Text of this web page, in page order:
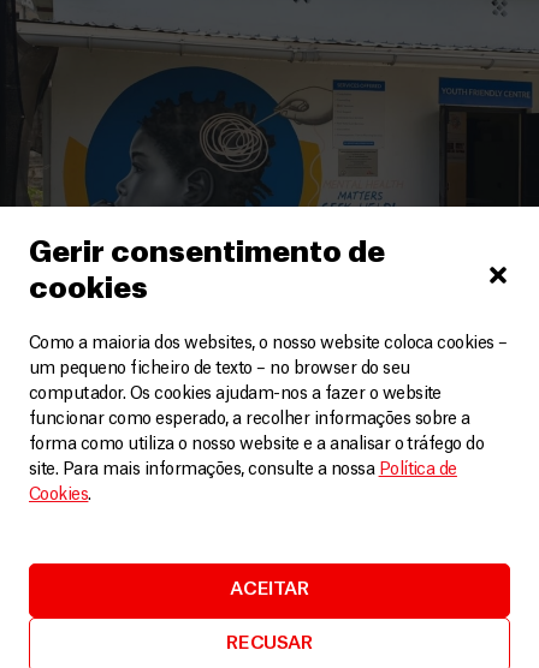
Gerir consentimento de
cookies
Como a maioria dos websites, o nosso website coloca cookies –
um pequeno ficheiro de texto – no browser do seu
computador. Os cookies ajudam-nos a fazer o website
funcionar como esperado, a recolher informações sobre a
forma como utiliza o nosso website e a analisar o tráfego do
site. Para mais informações, consulte a nossa Política de
Cookies.
ACEITAR
RECUSAR
Quénia
Estudo da Juventude em Mombaça destaca
melhorias na saúde mental de adolescentes e
jovens adultos